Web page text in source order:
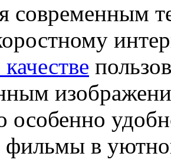
современным
особенно
фильмы в